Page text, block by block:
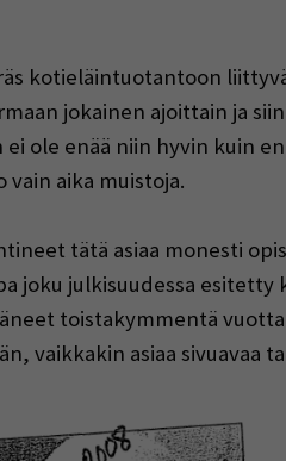
kotieläintuotantoon
jokainen ajoittain ja
ole enää niin hyvin kuin
aika muistoja.
tätä asiaa monesti
joku julkisuudessa
toistakymmentä
vaikkakin asiaa sivuavaa